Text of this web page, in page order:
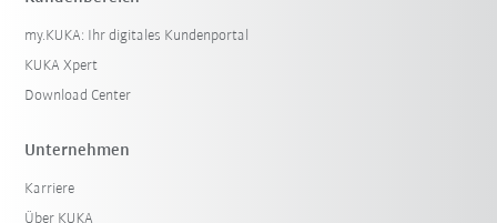
my.KUKA: Ihr digitales Kundenportal
KUKA Xpert
Download Center
Unternehmen
Karriere
Über KUKA